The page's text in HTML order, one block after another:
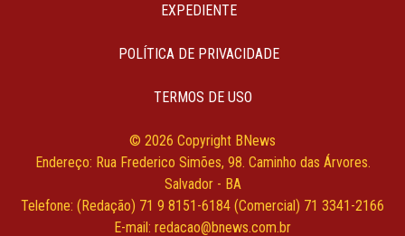
EXPEDIENTE
POLÍTICA DE PRIVACIDADE
TERMOS DE USO
© 2026 Copyright BNews
Endereço: Rua Frederico Simões, 98. Caminho das Árvores.
Salvador - BA
Telefone: (Redação) 71 9 8151-6184 (Comercial) 71 3341-2166
E-mail: redacao@bnews.com.br